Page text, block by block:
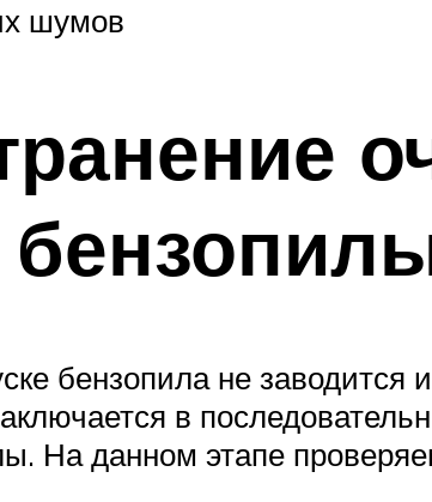
шумов
бензопила не заводится
в
На данном этапе